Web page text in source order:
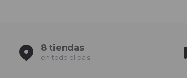
8 tiendas
en todo el pais